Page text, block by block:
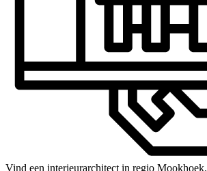
Vind een interieurarchitect in regio Mookhoek.